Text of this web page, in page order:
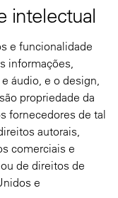
intelectual
e funcionalidade
informações,
áudio, e o design,
propriedade da
fornecedores de tal
autorais,
comerciais e
de direitos de
e